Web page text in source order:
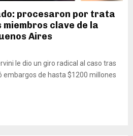
procesaron por trata
clave de la
Aires
le dio un giro radical al caso tras
embargos de hasta $1200 millones